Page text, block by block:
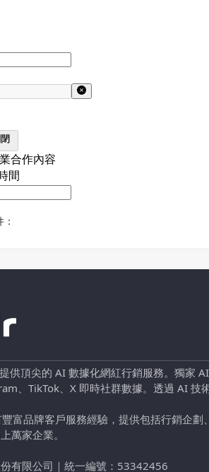
合作內容
間
供頂尖的 AI 數據化網紅行銷服務。獨家
、TikTok、X 即時社群數據。透過 AI
富品牌客戶服務經驗，提供包括行銷企
萬家企業。
有限公司 ｜ 統一編號：53342456